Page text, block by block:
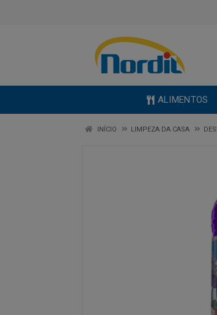
ALIMENTOS
INÍCIO LIMPEZA DA CASA